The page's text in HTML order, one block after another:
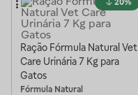
20%
Ração Fórmula Natural Vet
Care Urinária 7 Kg para
Gatos
Fórmula Natural